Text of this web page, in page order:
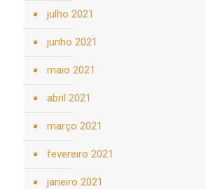
julho 2021
junho 2021
maio 2021
abril 2021
março 2021
fevereiro 2021
janeiro 2021